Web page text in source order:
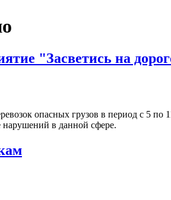
"Засветись на
опасных грузов в период с 5 по
в данной сфере.